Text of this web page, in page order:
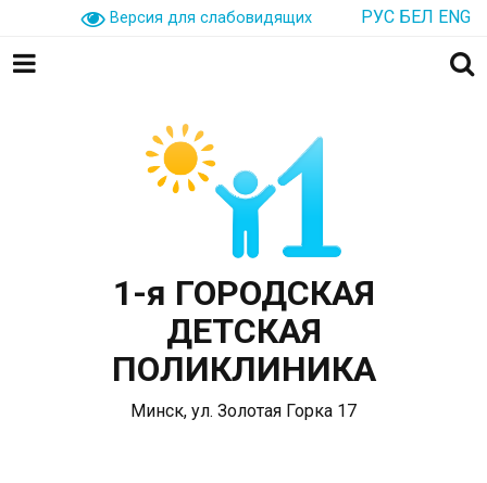
Версия для слабовидящих РУС БЕЛ ENG
1-я ГОРОДСКАЯ
ДЕТСКАЯ
ПОЛИКЛИНИКА
Минск, ул. Золотая Горка 17